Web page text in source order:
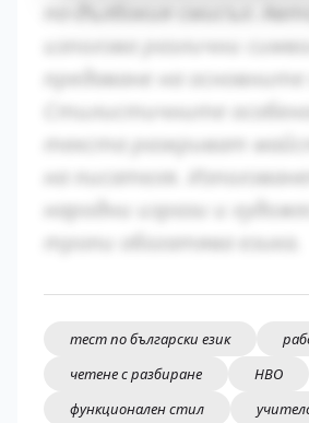
използва различни
предаване на
Стилистичните
текста разкриват
на писателя.
народни изрази и
тропи обогатява езика.
тест по български език
четене с разбиране
НВО
функционален стил